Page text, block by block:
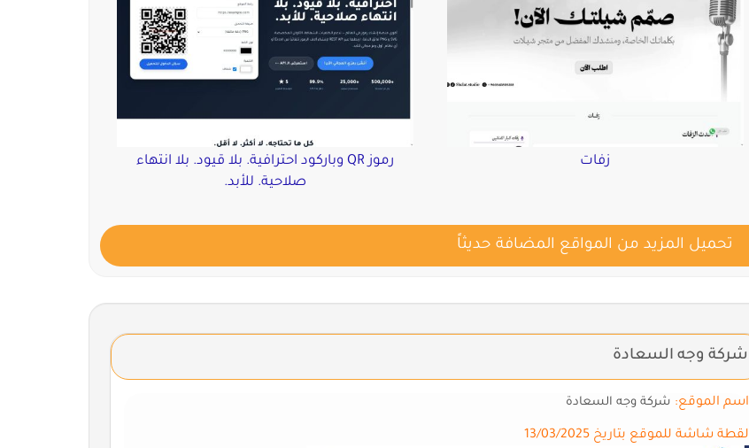
زفات
رموز QR وباركود احترافية. بلا قيود. بلا انتهاء
صلاحية. للأبد.
تحميل المزيد من المواقع المضافة حديثاً
شركة وجه السعادة
اسم الموقع: شركة وجه السعادة
لقطة شاشة للموقع بتاريخ 13/03/2025